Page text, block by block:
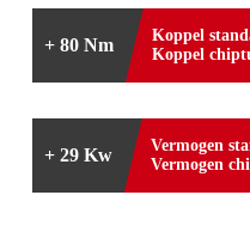
+ 80 Nm Koppel
Koppel
+ 29 Kw Vermogen
Vermogen